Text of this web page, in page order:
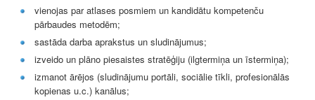
vienojas par atlases posmiem un kandidātu kompetenču
pārbaudes metodēm;
sastāda darba aprakstus un sludinājumus;
izveido un plāno piesaistes stratēģiju (ilgtermiņa un īstermiņa);
izmanot ārējos (sludinājumu portāli, sociālie tīkli, profesionālās
kopienas u.c.) kanālus;